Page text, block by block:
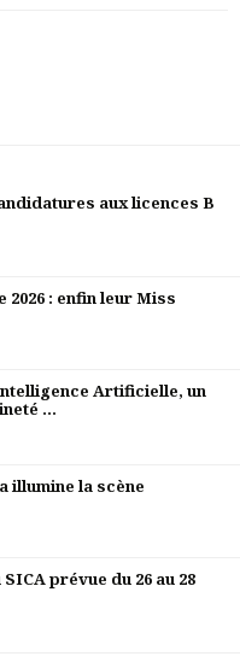
aux licences B
2026 : enfin leur Miss
Artificielle, un
...
illumine la scène
prévue du 26 au 28